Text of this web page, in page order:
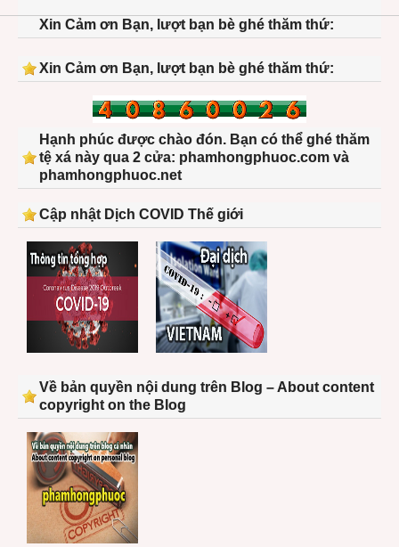
Xin Cảm ơn Bạn, lượt bạn bè ghé thăm thứ:
Xin Cảm ơn Bạn, lượt bạn bè ghé thăm thứ:
Hạnh phúc được chào đón. Bạn có thể ghé thăm
tệ xá này qua 2 cửa: phamhongphuoc.com và
phamhongphuoc.net
Cập nhật Dịch COVID Thế giới
Về bản quyền nội dung trên Blog – About content
copyright on the Blog